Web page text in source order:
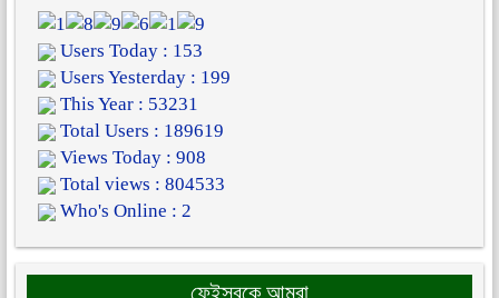
Users Today : 153
Users Yesterday : 199
This Year : 53231
Total Users : 189619
Views Today : 908
Total views : 804533
Who's Online : 2
ফেইসবুকে আমরা